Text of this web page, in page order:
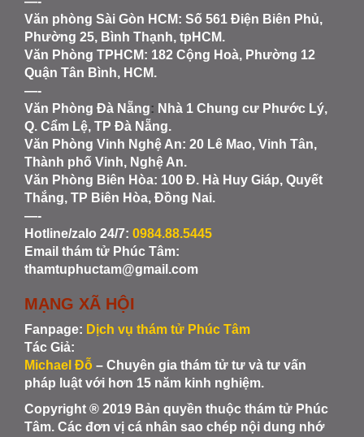
Văn phòng Sài Gòn HCM: Số 561 Điện Biên Phủ,
Phường 25, Bình Thạnh, tpHCM.
Văn Phòng TPHCM: 182 Cộng Hoà, Phường 12
Quận Tân Bình, HCM.
—-
Văn Phòng Đà Nẵng: Nhà 1 Chung cư Phước Lý,
Q. Cẩm Lệ, TP Đà Nẵng.
Văn Phòng Vinh Nghệ An: 20 Lê Mao, Vinh Tân,
Thành phố Vinh, Nghệ An.
Văn Phòng Biên Hòa: 100 Đ. Hà Huy Giáp, Quyết
Thắng, TP Biên Hòa, Đồng Nai.
—-
Hotline/zalo 24/7: 0984.88.5445
Email thám tử Phúc Tâm:
thamtuphuctam@gmail.com
MẠNG XÃ HỘI
Fanpage: Dịch vụ thám tử Phúc Tâm
Tác Giả:
Michael Đỗ – Chuyên gia thám tử tư và tư vấn
pháp luật với hơn 15 năm kinh nghiệm.
Copyright ® 2019 Bản quyền thuộc thám tử Phúc
Tâm. Các đơn vị cá nhân sao chép nội dung nhớ